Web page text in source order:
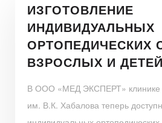
ИЗГОТОВЛЕНИЕ
ИНДИВИДУАЛЬНЫХ
ОРТОПЕДИЧЕСКИХ
ВЗРОСЛЫХ И ДЕТЕЙ
В ООО «МЕД ЭКСПЕРТ» клинике
им. В.К. Хабалова теперь
СКИДКА - 10% ЗА
ИЛИ УПОМИНАНИЕ
В СОЦИАЛЬНЫХ
ВРАЧ-
ВАС НА ПРИЁМ
ПОЛНОЕ
ОБСЛЕДОВАНИЕ